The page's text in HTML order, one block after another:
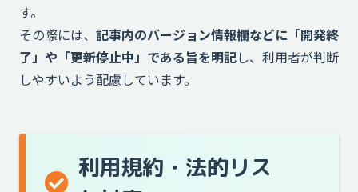
す。
その際には、 記事内のバージョン情報欄などに「開発終
了」や「更新停止中」である旨を明記し、利用者が判断
しやすいよう配慮しています。
利用規約・法的リス